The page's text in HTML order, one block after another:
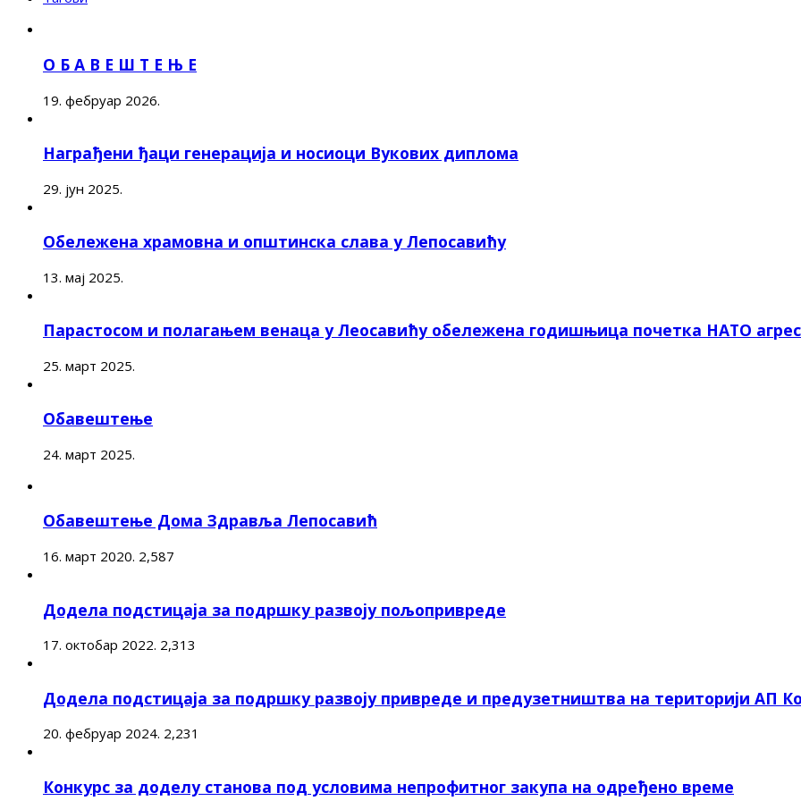
О Б А В Е Ш Т Е Њ Е
19. фебруар 2026.
Награђени ђаци генерација и носиоци Вукових диплома
29. јун 2025.
Обележена храмовна и општинска слава у Лепосавићу
13. мај 2025.
Парастосом и полагањем венаца у Леосавићу обележена годишњица почетка НАТО
25. март 2025.
Обавештење
24. март 2025.
Обавештење Дома Здравља Лепосавић
16. март 2020. 2,587
Додела подстицаја за подршку развоју пољопривреде
17. октобар 2022. 2,313
Додела подстицаја за подршку развоју привреде и предузетништва на територији АП
20. фебруар 2024. 2,231
Конкурс за доделу станова под условима непрофитног закупа на одређено време